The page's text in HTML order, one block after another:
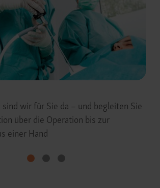
sind wir für Sie da – und begleiten Sie
über die Operation bis zur
einer Hand